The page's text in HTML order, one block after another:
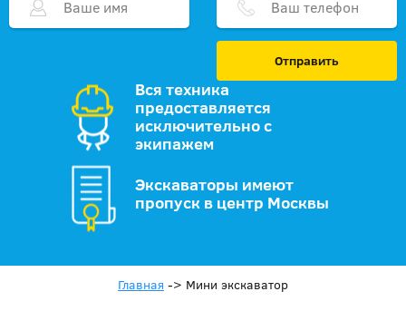
Отправить
Вся техника
предоставляется
исключительно с
экипажем
Экскаваторы имеют
пропуск в центр Москвы
Главная -> Мини экскаватор